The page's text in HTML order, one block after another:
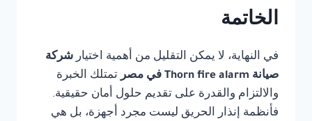
الخاتمة
في النهاية، لا يمكن التقليل من أهمية اختيار شركة
صيانة Thorn fire alarm في مصر
تمتلك الخبرة
والالتزام والقدرة على تقديم حلول أمان حقيقية.
فأنظمة إنذار الحريق ليست مجرد أجهزة، بل هي